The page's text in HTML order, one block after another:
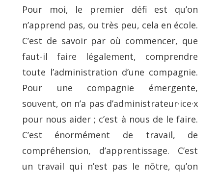
Pour moi, le premier défi est qu’on
n’apprend pas, ou très peu, cela en école.
C’est de savoir par où commencer, que
faut-il faire légalement, comprendre
toute l’administration d’une compagnie.
Pour une compagnie émergente,
souvent, on n’a pas d’administrateur·ice·x
pour nous aider ; c’est à nous de le faire.
C’est énormément de travail, de
compréhension, d’apprentissage. C’est
un travail qui n’est pas le nôtre, qu’on